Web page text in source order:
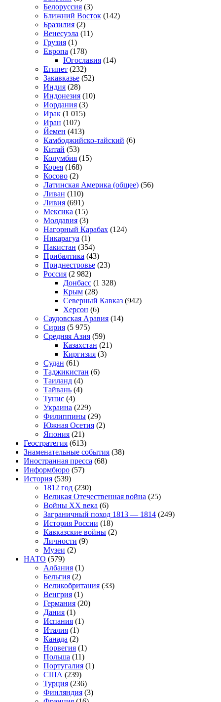
Белоруссия (3)
Ближний Восток (142)
Бразилия (2)
Венесуэла (11)
Грузия (1)
Европа (178)
Югославия (14)
Египет (232)
Закавказье (52)
Индия (28)
Индонезия (10)
Иордания (3)
Ирак (1 015)
Иран (107)
Йемен (413)
Камбоджийско-тайский (6)
Китай (53)
Колумбия (15)
Корея (168)
Косово (2)
Латинская Америка (общее) (56)
Ливан (110)
Ливия (691)
Мексика (15)
Молдавия (3)
Нагорный Карабах (124)
Никарагуа (1)
Пакистан (354)
Прибалтика (43)
Приднестровье (23)
Россия (2 982)
Донбасс (1 328)
Крым (28)
Северный Кавказ (942)
Херсон (6)
Саудовская Аравия (14)
Сирия (5 975)
Средняя Азия (59)
Казахстан (21)
Киргизия (3)
Судан (61)
Таджикистан (6)
Таиланд (4)
Тайвань (4)
Тунис (4)
Украина (229)
Филиппины (29)
Южная Осетия (2)
Япония (21)
Геостратегия (613)
Знаменательные события (38)
Иностранная пресса (68)
Информбюро (57)
История (539)
1812 год (230)
Великая Отечественная война (25)
Войны XX века (6)
Заграничный поход 1813 — 1814 (249)
История России (18)
Кавказские войны (2)
Личности (9)
Музеи (2)
НАТО (579)
Албания (1)
Бельгия (2)
Великобритания (33)
Венгрия (1)
Германия (20)
Дания (1)
Испания (1)
Италия (1)
Канада (2)
Норвегия (1)
Польша (11)
Португалия (1)
США (239)
Турция (236)
Финляндия (3)